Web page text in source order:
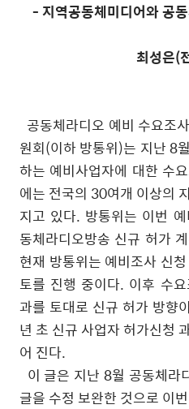
-지역공동체미디어와 공
최성은(
공동체라디오 예비 수요조
원회(이하 방통위)는 지난8
하는 예비사업자에 대한 수
에는 전국의 30여개 이상의
지고 있다. 방통위는 이번
동체라디오방송 신규 허가
현재 방통위는 예비조사 신
토를 진행 중이다. 이후 수
과를 토대로 신규 허가 방향
년 초 신규 사업자 허가신청
어 진다.
이 글은 지난 8월 공동체라
글을 수정 보완한 것으로 이